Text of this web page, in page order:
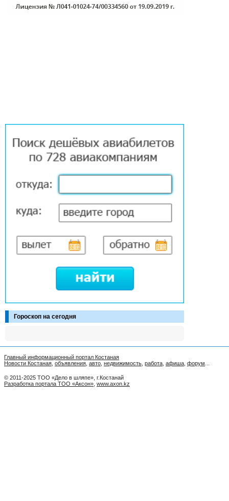
Гороскоп на сегодня
Главный информационный портал Костаная
Новости Костаная объявления авто недвижимость работа афиша форум
© 2011-2025 ТОО «Дело в шляпе», г.Костанай
Разработка портала ТОО «Аксон» www.axon.kz